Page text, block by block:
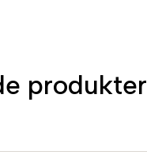
produkter